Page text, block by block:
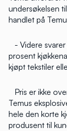
undersøkelsen
handlet på
- Videre
prosent
kjøpt tekstiler
Pris er ikke
Temus
hele den korte
produsent til